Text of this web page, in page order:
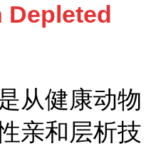
Depleted
从健康动物
亲和层析技